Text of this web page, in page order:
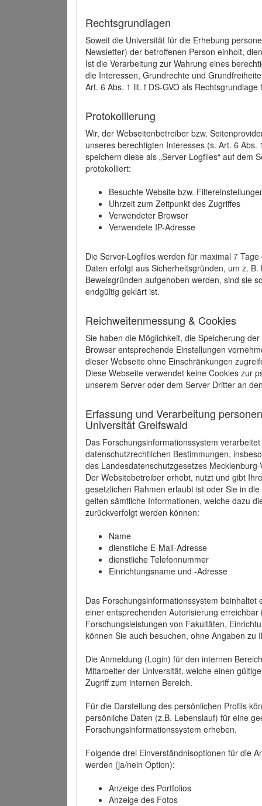
Rechtsgrundlagen
Soweit die Universität für die Erhebung
Newsletter) der betroffenen Person einholt,
Ist die Verarbeitung zur Wahrung eines
die Interessen, Grundrechte und
Art. 6 Abs. 1 lit. f DS-GVO als
Protokollierung
Wir, der Webseitenbetreiber bzw.
unseres berechtigten Interesses (s. Art. 6
speichern diese als „Server-Logfiles“ auf dem
protokolliert:
Besuchte Website bzw.
Uhrzeit zum Zeitpunkt des Zugriffes
Verwendeter Browser
Verwendete IP-Adresse
Die Server-Logfiles werden für maximal 7
Daten erfolgt aus Sicherheitsgründen, um z.
Beweisgründen aufgehoben werden, sind sie
endgültig geklärt ist.
Reichweitenmessung & Cookies
Sie haben die Möglichkeit, die Speicherung
Browser entsprechende Einstellungen
dieser Webseite ohne Einschränkungen
Diese Webseite verwendet keine Cookies zur
unserem Server oder dem Server Dritter an
Erfassung und Verarbeitung
Universität Greifswald
Das Forschungsinformationssystem
datenschutzrechtlichen Bestimmungen,
des Landesdatenschutzgesetzes
Der Websitebetreiber erhebt, nutzt und gibt
gesetzlichen Rahmen erlaubt ist oder Sie in
gelten sämtliche Informationen, welche dazu
zurückverfolgt werden können:
Name
dienstliche E-Mail-Adresse
dienstliche Telefonnummer
Einrichtungsname und -Adresse
Das Forschungsinformationssystem beinhaltet
einer entsprechenden Autorisierung
Forschungsleistungen von Fakultäten,
können Sie auch besuchen, ohne Angaben zu
Die Anmeldung (Login) für den internen
Mitarbeiter der Universität, welche einen
Zugriff zum internen Bereich.
Für die Darstellung des persönlichen Profils
persönliche Daten (z.B. Lebenslauf) für eine
Forschungsinformationssystem erheben.
Folgende drei Einverständnisoptionen für die
werden (ja/nein Option):
Anzeige des Portfolios
Anzeige des Fotos